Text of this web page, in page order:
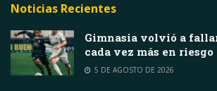
Noticias Recientes
Gimnasia volvió a
cada vez más en riesgo
5 DE AGOSTO DE 2026